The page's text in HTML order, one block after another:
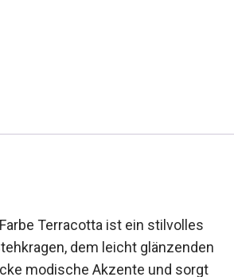
Terracotta ist ein stilvolles
dem leicht glänzenden
modische Akzente und sorgt